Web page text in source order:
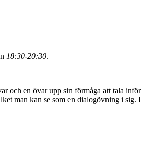
18:30-20:30.
och en övar upp sin förmåga att tala
man kan se som en dialogövning i sig.